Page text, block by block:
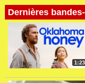
Dernières
1:23